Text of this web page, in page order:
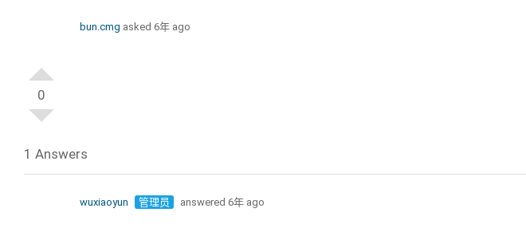
0
bun.cmg asked 6年 ago
1 Answers
wuxiaoyun 管理员 answered 6年 ago